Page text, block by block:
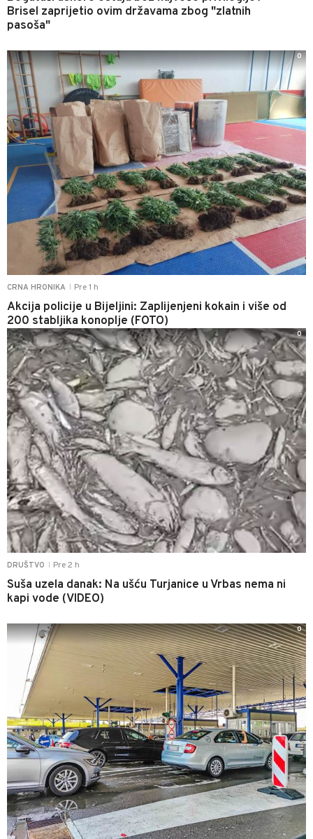
Brisel zaprijetio ovim državama zbog "zlatnih
pasoša"
CRNA HRONIKA Pre 1 h
Akcija policije u Bijeljini: Zaplijenjeni kokain i više od
200 stabljika konoplje (FOTO)
0
DRUŠTVO Pre 2 h
Suša uzela danak: Na ušću Turjanice u Vrbas nema ni
kapi vode (VIDEO)
0
0